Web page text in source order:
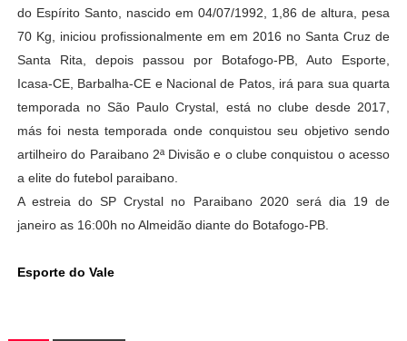
do Espírito Santo, nascido em 04/07/1992, 1,86 de altura, pesa
70 Kg, iniciou profissionalmente em em 2016 no Santa Cruz de
Santa Rita, depois passou por Botafogo-PB, Auto Esporte,
Icasa-CE, Barbalha-CE e Nacional de Patos, irá para sua quarta
temporada no São Paulo Crystal, está no clube desde 2017,
más foi nesta temporada onde conquistou seu objetivo sendo
artilheiro do Paraibano 2ª Divisão e o clube conquistou o acesso
a elite do futebol paraibano.
A estreia do SP Crystal no Paraibano 2020 será dia 19 de
janeiro as 16:00h no Almeidão diante do Botafogo-PB.
Esporte do Vale